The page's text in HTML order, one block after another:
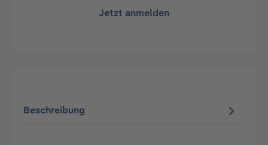
Jetzt anmelden
Beschreibung